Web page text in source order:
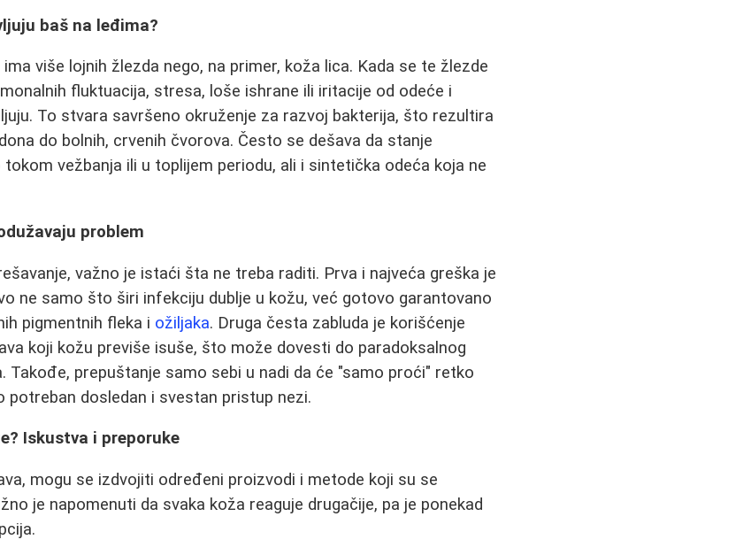
baš na leđima?
više lojnih žlezda nego, na primer, koža lica. Kada se te žlezde
fluktuacija, stresa, loše ishrane ili iritacije od odeće i
To stvara savršeno okruženje za razvoj bakterija, što rezultira
do bolnih, crvenih čvorova. Često se dešava da stanje
tokom vežbanja ili u toplijem periodu, ali i sintetička odeća koja ne
problem
važno je istaći šta ne treba raditi. Prva i najveća greška je
ne samo što širi infekciju dublje u kožu, već gotovo garantovano
pigmentnih fleka i ožiljaka. Druga česta zabluda je korišćenje
koji kožu previše isuše, što može dovesti do paradoksalnog
Takođe, prepuštanje samo sebi u nadi da će "samo proći" retko
potreban dosledan i svestan pristup nezi.
Iskustva i preporuke
mogu se izdvojiti određeni proizvodi i metode koji su se
je napomenuti da svaka koža reaguje drugačije, pa je ponekad